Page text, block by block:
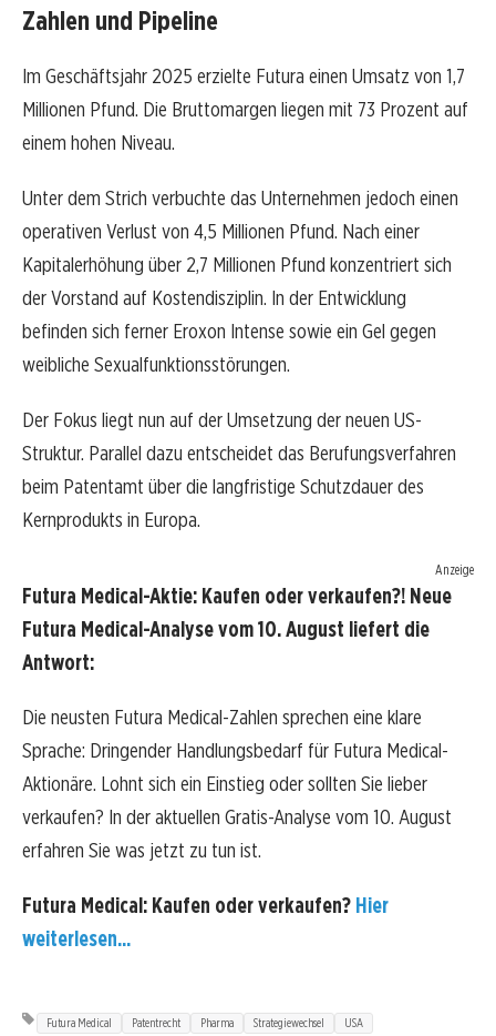
Zahlen und Pipeline
Im Geschäftsjahr 2025 erzielte Futura einen Umsatz von 1,7
Millionen Pfund. Die Bruttomargen liegen mit 73 Prozent auf
einem hohen Niveau.
Unter dem Strich verbuchte das Unternehmen jedoch einen
operativen Verlust von 4,5 Millionen Pfund. Nach einer
Kapitalerhöhung über 2,7 Millionen Pfund konzentriert sich
der Vorstand auf Kostendisziplin. In der Entwicklung
befinden sich ferner Eroxon Intense sowie ein Gel gegen
weibliche Sexualfunktionsstörungen.
Der Fokus liegt nun auf der Umsetzung der neuen US-
Struktur. Parallel dazu entscheidet das Berufungsverfahren
beim Patentamt über die langfristige Schutzdauer des
Kernprodukts in Europa.
Anzeige
Futura Medical-Aktie: Kaufen oder verkaufen?! Neue
Futura Medical-Analyse vom 10. August liefert die
Antwort:
Die neusten Futura Medical-Zahlen sprechen eine klare
Sprache: Dringender Handlungsbedarf für Futura Medical-
Aktionäre. Lohnt sich ein Einstieg oder sollten Sie lieber
verkaufen? In der aktuellen Gratis-Analyse vom 10. August
erfahren Sie was jetzt zu tun ist.
Futura Medical: Kaufen oder verkaufen? Hier
weiterlesen...
Futura Medical Patentrecht Pharma Strategiewechsel USA